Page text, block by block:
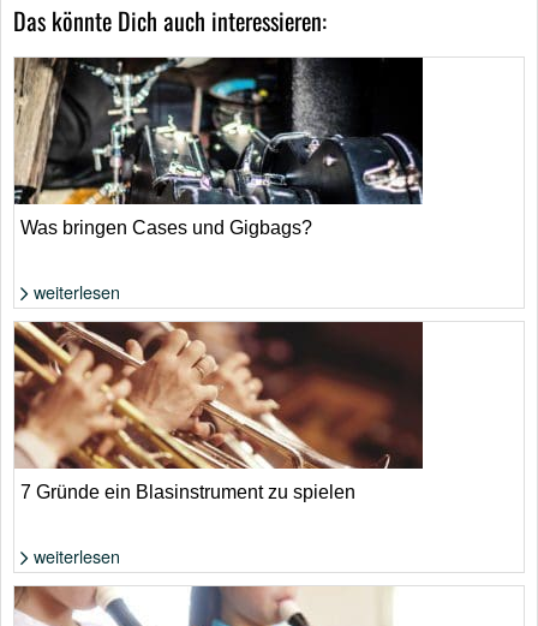
Das könnte Dich auch interessieren:
Foto: Shutterstock von Michael Repenning
Was bringen Cases und Gigbags?
weiterlesen
Foto: Shutterstock von furtseff
7 Gründe ein Blasinstrument zu spielen
weiterlesen